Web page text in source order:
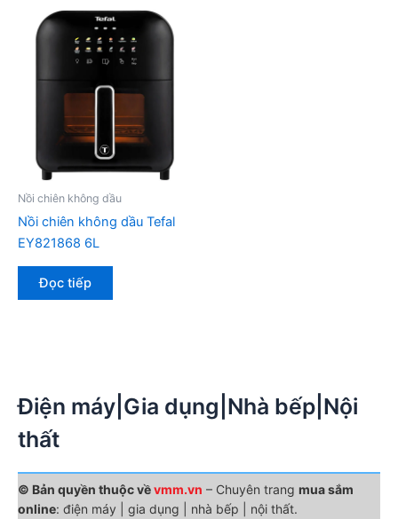
Nồi chiên không dầu
Nồi chiên không dầu Tefal
EY821868 6L
Đọc tiếp
Điện máy|Gia dụng|Nhà bếp|Nội
thất
© Bản quyền thuộc vềvmm.vn – Chuyên trang mua sắm
online: điện máy | gia dụng | nhà bếp | nội thất.